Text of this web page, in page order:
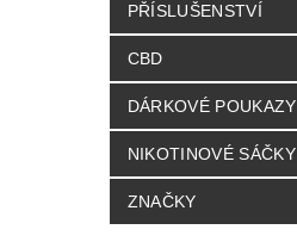
PŘÍSLUŠENSTVÍ
CBD
DÁRKOVÉ POUKAZY
NIKOTINOVÉ SÁČKY
ZNAČKY